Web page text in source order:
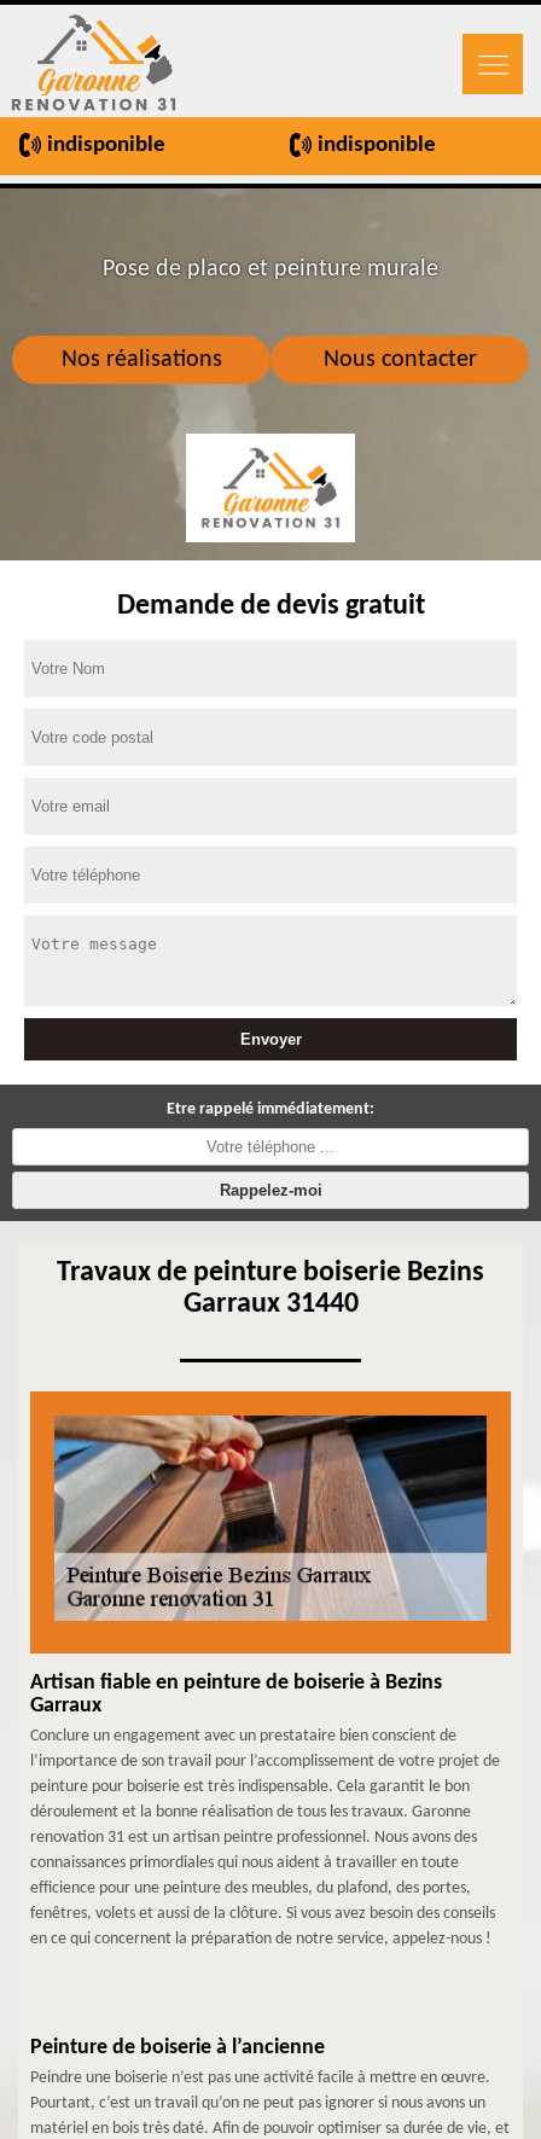
indisponible indisponible
Nos réalisations Nous contacter
Pose de placo et peinture murale
Demande de devis gratuit
Etre rappelé immédiatement:
Travaux de peinture boiserie Bezins
Garraux 31440
Artisan fiable en peinture de boiserie à Bezins
Garraux
Conclure un engagement avec un prestataire bien conscient de
l’importance de son travail pour l’accomplissement de votre projet de
peinture pour boiserie est très indispensable. Cela garantit le bon
déroulement et la bonne réalisation de tous les travaux. Garonne
renovation 31 est un artisan peintre professionnel. Nous avons des
connaissances primordiales qui nous aident à travailler en toute
efficience pour une peinture des meubles, du plafond, des portes,
fenêtres, volets et aussi de la clôture. Si vous avez besoin des conseils
en ce qui concernent la préparation de notre service, appelez-nous !
Peinture de boiserie à l’ancienne
Peindre une boiserie n’est pas une activité facile à mettre en œuvre.
Pourtant, c’est un travail qu’on ne peut pas ignorer si nous avons un
matériel en bois très daté. Afin de pouvoir optimiser sa durée de vie, et